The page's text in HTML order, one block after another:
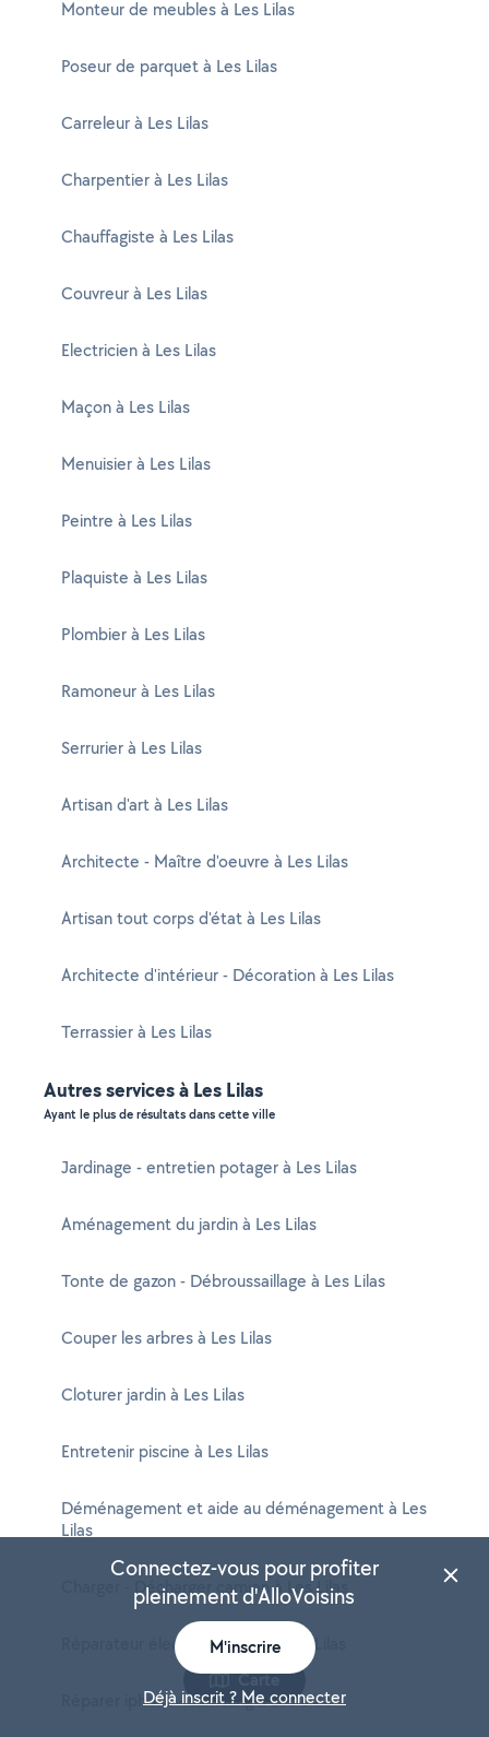
Monteur de meubles à Les Lilas
Poseur de parquet à Les Lilas
Carreleur à Les Lilas
Charpentier à Les Lilas
Chauffagiste à Les Lilas
Couvreur à Les Lilas
Electricien à Les Lilas
Maçon à Les Lilas
Menuisier à Les Lilas
Peintre à Les Lilas
Plaquiste à Les Lilas
Plombier à Les Lilas
Ramoneur à Les Lilas
Serrurier à Les Lilas
Artisan d'art à Les Lilas
Architecte - Maître d'oeuvre à Les Lilas
Artisan tout corps d'état à Les Lilas
Architecte d'intérieur - Décoration à Les Lilas
Terrassier à Les Lilas
Autres services à Les Lilas
Ayant le plus de résultats dans cette ville
Jardinage - entretien potager à Les Lilas
Aménagement du jardin à Les Lilas
Tonte de gazon - Débroussaillage à Les Lilas
Couper les arbres à Les Lilas
Cloturer jardin à Les Lilas
Entretenir piscine à Les Lilas
Déménagement et aide au déménagement à Les
Lilas
Charger - Décharger camion à Les Lilas
Réparateur électroménager à Les Lilas
Réparer iphone - samsung à Les Lilas
Carte
Connectez-vous pour profiter
pleinement d'AlloVoisins
M'inscrire
Déjà inscrit ? Me connecter